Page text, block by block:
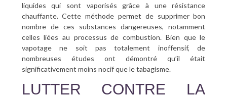
liquides qui sont vaporisés grâce à une résistance
chauffante. Cette méthode permet de supprimer bon
nombre de ces substances dangereuses, notamment
celles liées au processus de combustion. Bien que le
vapotage ne soit pas totalement inoffensif, de
nombreuses études ont démontré qu’il était
significativement moins nocif que le tabagisme.
LUTTER CONTRE LA